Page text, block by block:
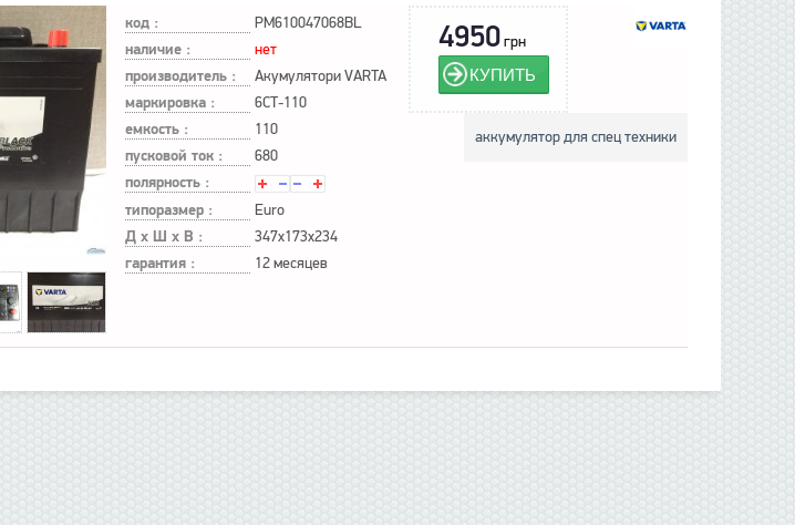
код : PM610047068BL
наличие : нет
производитель : Акумулятори VARTA
маркировка : 6СТ-110
емкость : 110
пусковой ток : 680
полярность :
типоразмер :
Euro
Д х Ш х В : 347x173x234
гарантия : 12 месяцев
4950грн
КУПИТЬ
аккумулятор для спец техники